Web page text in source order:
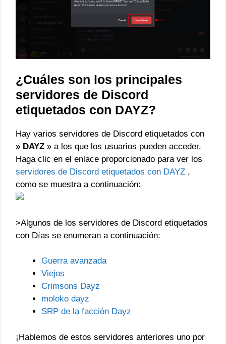
¿Cuáles son los principales
servidores de Discord
etiquetados con DAYZ?
Hay varios servidores de Discord etiquetados con
» DAYZ » a los que los usuarios pueden acceder.
Haga clic en el enlace proporcionado para ver los
servidores de Discord etiquetados con DAYZ ,
como se muestra a continuación:
>Algunos de los servidores de Discord etiquetados
con Días se enumeran a continuación:
Guerra avanzada
Viejos
Crimsons Dayz
moloko dayz
SRP de la facción Dayz
¡Hablemos de estos servidores anteriores uno por